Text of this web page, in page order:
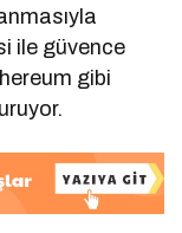
ile güvence
gibi